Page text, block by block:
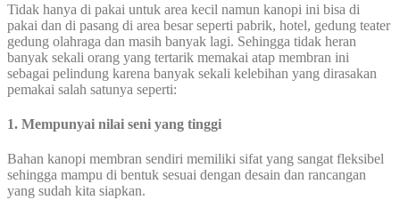
Tidak hanya di pakai untuk area kecil namun kanopi ini bisa di
pakai dan di pasang di area besar seperti pabrik, hotel, gedung teater
gedung olahraga dan masih banyak lagi. Sehingga tidak heran
banyak sekali orang yang tertarik memakai atap membran ini
sebagai pelindung karena banyak sekali kelebihan yang dirasakan
pemakai salah satunya seperti:
1. Mempunyai nilai seni yang tinggi
Bahan kanopi membran sendiri memiliki sifat yang sangat fleksibel
sehingga mampu di bentuk sesuai dengan desain dan rancangan
yang sudah kita siapkan.